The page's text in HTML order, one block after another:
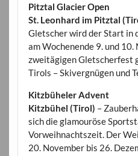
Pitztal Glacier Open
St. Leonhard im Pitztal
Gletscher wird der Start
am Wochenende 9. und
zweitägigen Gletscherfest
Tirols – Skivergnügen und
Kitzbüheler Advent
Kitzbühel (Tirol) –
sich die glamouröse
Vorweihnachtszeit. Der
20. November bis 26.